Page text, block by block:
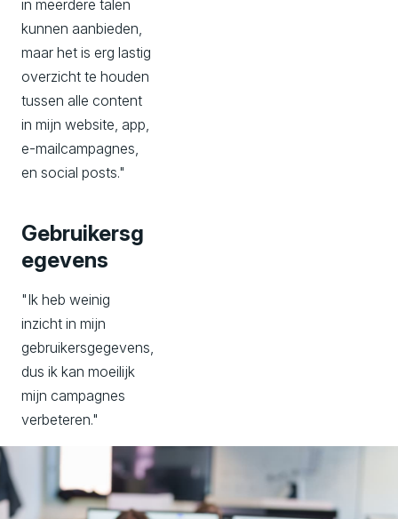
in meerdere talen
kunnen aanbieden,
maar het is erg lastig
overzicht te houden
tussen alle content
in mijn website, app,
e-mailcampagnes,
en social posts."
Gebruikersg
egevens
"Ik heb weinig
inzicht in mijn
gebruikersgegevens,
dus ik kan moeilijk
mijn campagnes
verbeteren."